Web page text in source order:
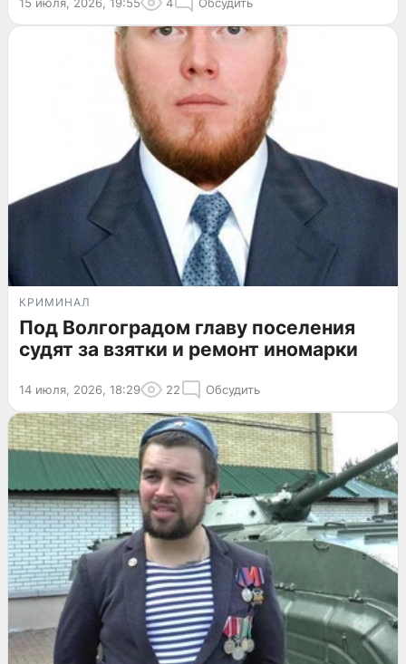
КРИМИНАЛ
Под Волгоградом главу поселения
судят за взятки и ремонт иномарки
14 июля, 2026, 18:29 22 Обсудить